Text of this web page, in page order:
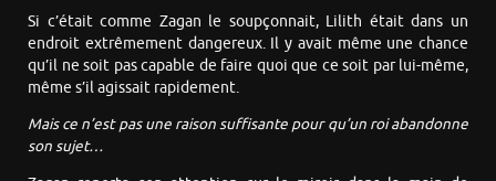
Si c’était comme Zagan le soupçonnait, Lilith était dans un
endroit extrêmement dangereux. Il y avait même une chance
qu’il ne soit pas capable de faire quoi que ce soit par lui-même,
même s’il agissait rapidement.
Mais ce n’est pas une raison suffisante pour qu’un roi abandonne
son sujet…